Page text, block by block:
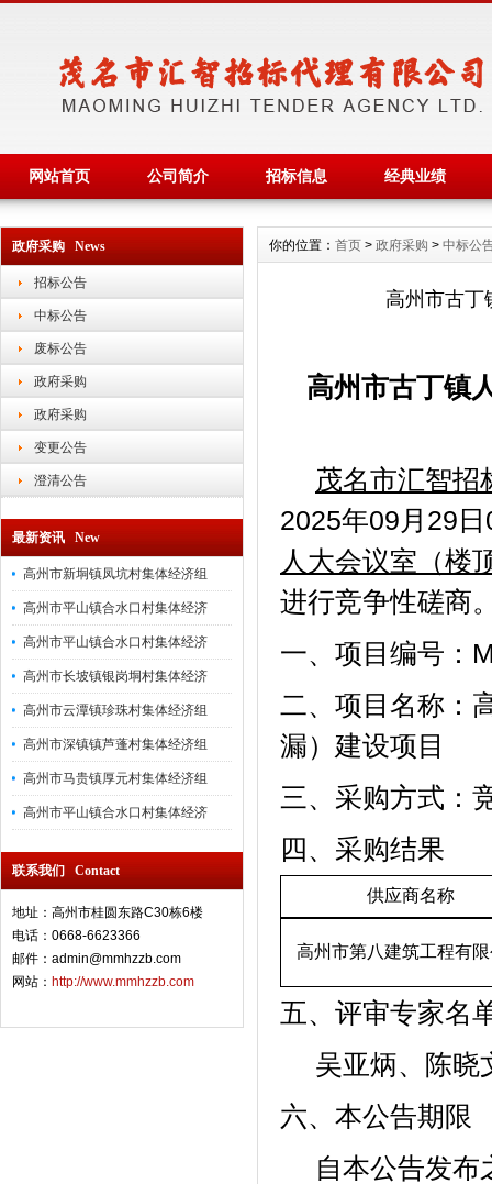
网站首页 公司简介 招标信息 经典业绩
政府采购 News
招标公告
中标公告
废标公告
政府采购
政府采购
变更公告
澄清公告
最新资讯 New
高州市新垌镇凤坑村集体经济组
高州市平山镇合水口村集体经济
高州市平山镇合水口村集体经济
高州市长坡镇银岗垌村集体经济
高州市云潭镇珍珠村集体经济组
高州市深镇镇芦蓬村集体经济组
高州市马贵镇厚元村集体经济组
高州市平山镇合水口村集体经济
联系我们 Contact
地址：高州市桂圆东路C30栋6楼
电话：0668-6623366
邮件：admin@mmhzzb.com
网站： http://www.mmhzzb.com
你的位置： 首页 > 政府采购 > 中标公
高州市古丁
高州市古丁镇
茂名市汇智招
2025年09月29日
人大会议室（楼
进行竞争性磋商
一、项目编号：
二、项目名称：
漏）建设项目
三、采购方式：
四、采购结果
供应商名称
高州市第八建筑工程有
五、评审专家名
吴亚炳、陈晓
六、本公告期限
自本公告发布